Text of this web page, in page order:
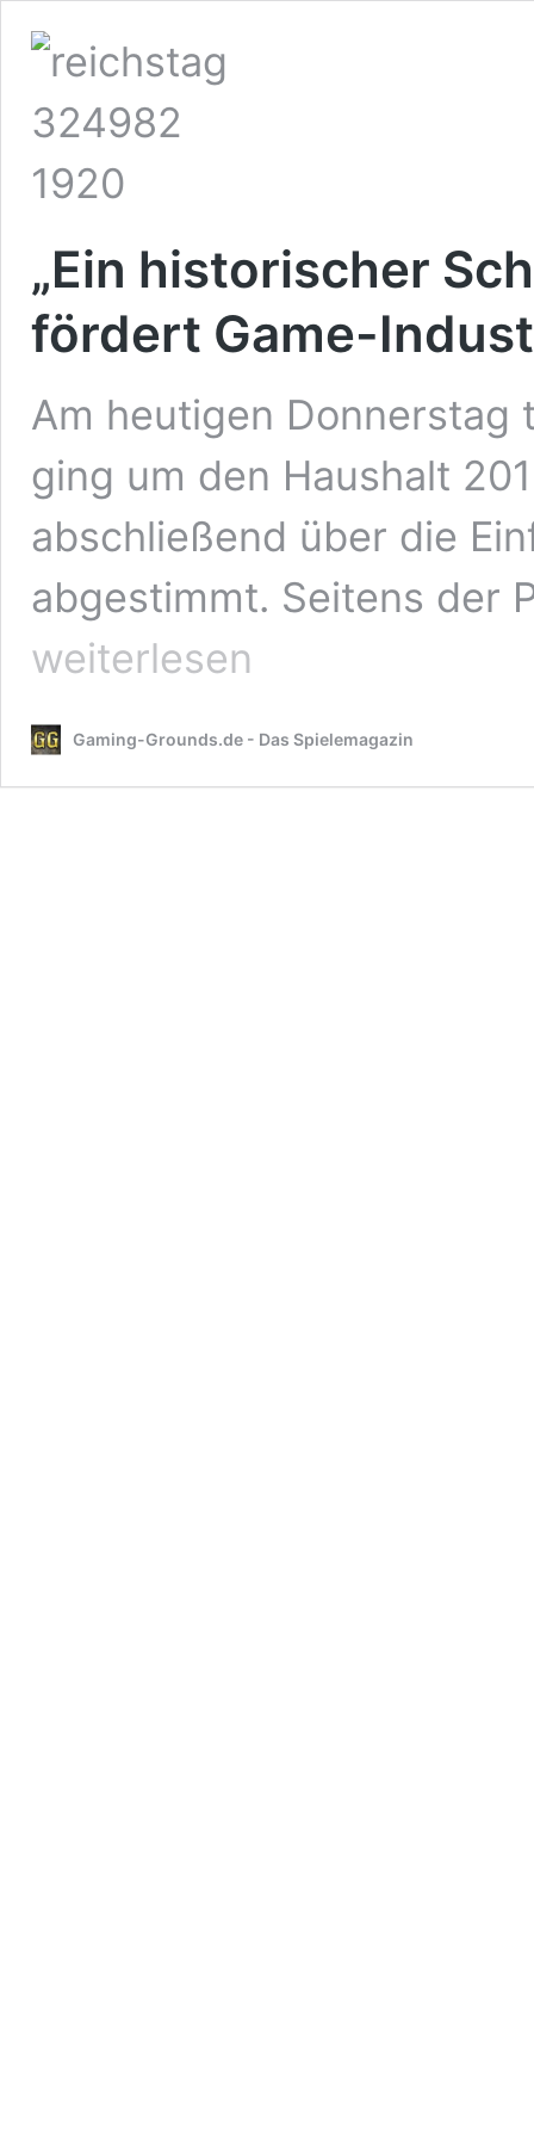
„Ein historischer
fördert Game-
Am heutigen Donnerstag
ging um den Haushalt
abschließend über die
abgestimmt. Seitens der
weiterlesen
Gaming-Grounds.de - Das Spielemagazin